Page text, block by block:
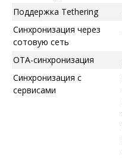
Поддержка Tethering
Синхронизация через
сотовую сеть
OTA-синхронизация
Синхронизация с
сервисами